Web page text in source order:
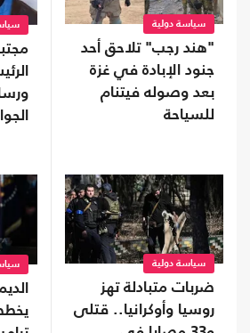
سياسة دولية
"هند رجب" تلاحق أحد
جنود الإبادة في غزة
بعد وصوله فيتنام
للسياحة
سياسة دولية
ضربات متبادلة تهز
روسيا وأوكرانيا.. قتلى